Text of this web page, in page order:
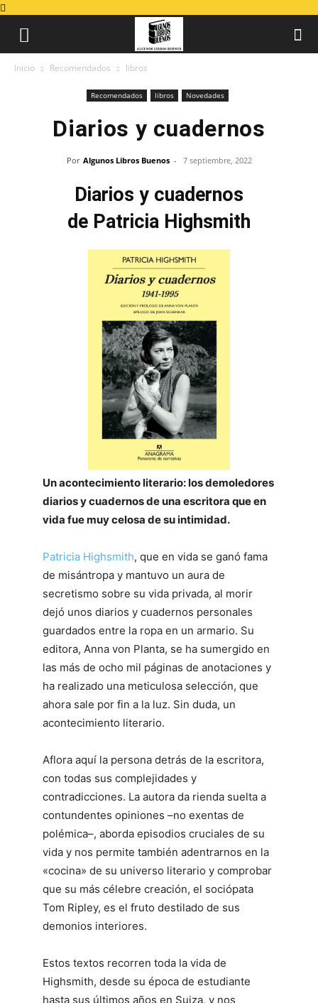
Inicio Recomendados libros
Recomendados libros Novedades
Diarios y cuadernos
Por Algunos Libros Buenos - 7 septiembre, 2022
Diarios y cuadernos
de Patricia Highsmith
Un acontecimiento literario: los demoledores
diarios y cuadernos de una escritora que en
vida fue muy celosa de su intimidad.
Patricia Highsmith, que en vida se ganó fama
de misántropa y mantuvo un aura de
secretismo sobre su vida privada, al morir
dejó unos diarios y cuadernos personales
guardados entre la ropa en un armario. Su
editora, Anna von Planta, se ha sumergido en
las más de ocho mil páginas de anotaciones y
ha realizado una meticulosa selección, que
ahora sale por fin a la luz. Sin duda, un
acontecimiento literario.
Aflora aquí la persona detrás de la escritora,
con todas sus complejidades y
contradicciones. La autora da rienda suelta a
contundentes opiniones –no exentas de
polémica–, aborda episodios cruciales de su
vida y nos permite también adentrarnos en la
«cocina» de su universo literario y comprobar
que su más célebre creación, el sociópata
Tom Ripley, es el fruto destilado de sus
demonios interiores.
Estos textos recorren toda la vida de
Highsmith, desde su época de estudiante
hasta sus últimos años en Suiza, y nos